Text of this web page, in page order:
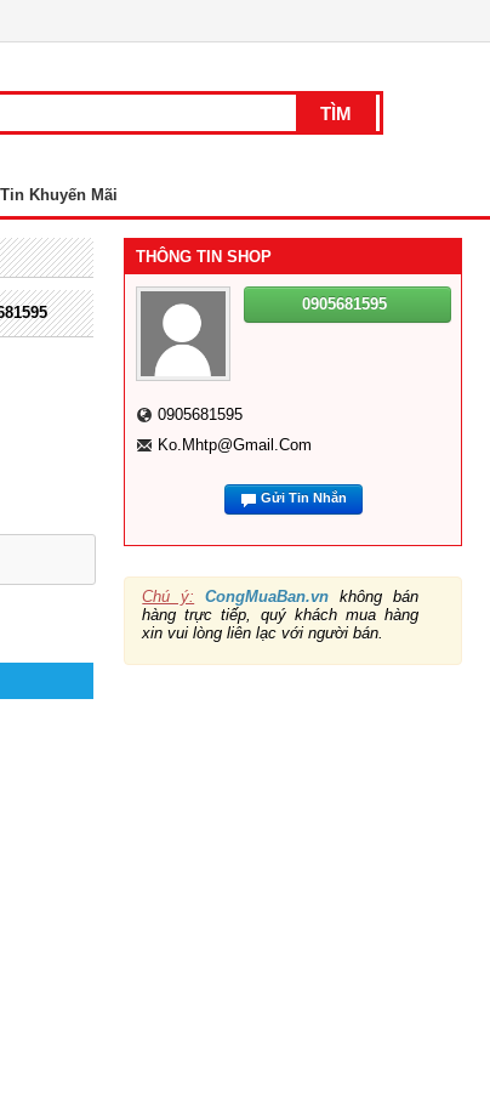
Khuyến Mãi
THÔNG TIN SHOP
0905681595
0905681595
Ko.mhtp@gmail.com
Gửi Tin Nhắn
Chú ý: CongMuaBan.vn không bán
hàng trực tiếp, quý khách mua hàng
xin vui lòng liên lạc với người bán.